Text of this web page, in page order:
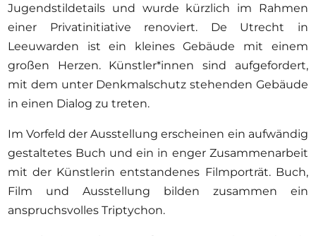
Jugendstildetails und wurde kürzlich im Rahmen
einer Privatinitiative renoviert. De Utrecht in
Leeuwarden ist ein kleines Gebäude mit einem
großen Herzen. Künstler*innen sind aufgefordert,
mit dem unter Denkmalschutz stehenden Gebäude
in einen Dialog zu treten.
Im Vorfeld der Ausstellung erscheinen ein aufwändig
gestaltetes Buch und ein in enger Zusammenarbeit
mit der Künstlerin entstandenes Filmporträt. Buch,
Film und Ausstellung bilden zusammen ein
anspruchsvolles Triptychon.